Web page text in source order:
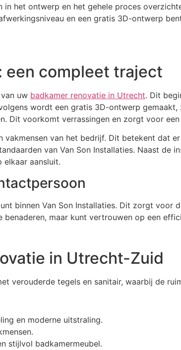
het ontwerp en het gehele proces
en een gratis 3D-ontwerp
een compleet traject
uw badkamer renovatie in Utrecht. Dit
wordt een gratis 3D-ontwerp
Dit voorkomt verrassingen en zorgt voor
van het bedrijf. Dit betekent dat
van Van Son Installaties. Naast de
aansluit.
binnen Van Son Installaties. Dit zorgt voor
maar kunt vertrouwen op een
in Utrecht-Zuid
verouderde tegels en sanitair, waarbij de
en moderne uitstraling.
stijlvol badkamermeubel.